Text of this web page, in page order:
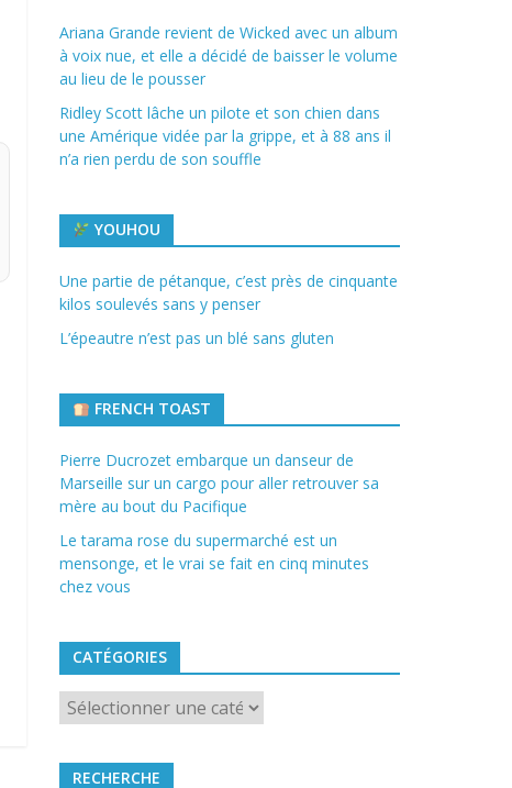
Ariana Grande revient de Wicked avec un album
à voix nue, et elle a décidé de baisser le volume
au lieu de le pousser
Ridley Scott lâche un pilote et son chien dans
une Amérique vidée par la grippe, et à 88 ans il
n’a rien perdu de son souffle
YOUHOU
Une partie de pétanque, c’est près de cinquante
kilos soulevés sans y penser
L’épeautre n’est pas un blé sans gluten
FRENCH TOAST
Pierre Ducrozet embarque un danseur de
Marseille sur un cargo pour aller retrouver sa
mère au bout du Pacifique
Le tarama rose du supermarché est un
mensonge, et le vrai se fait en cinq minutes
chez vous
CATÉGORIES
Catégories
RECHERCHE